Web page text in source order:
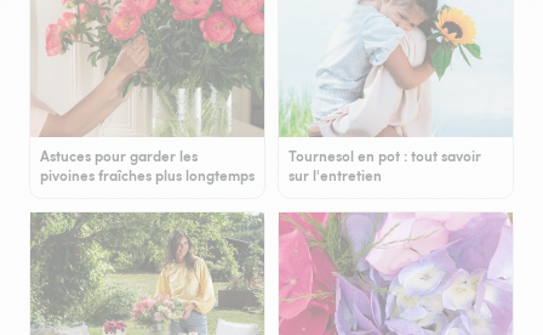
Astuces pour garder les
pivoines fraîches plus longtemps
Tournesol en pot : tout savoir
sur l'entretien